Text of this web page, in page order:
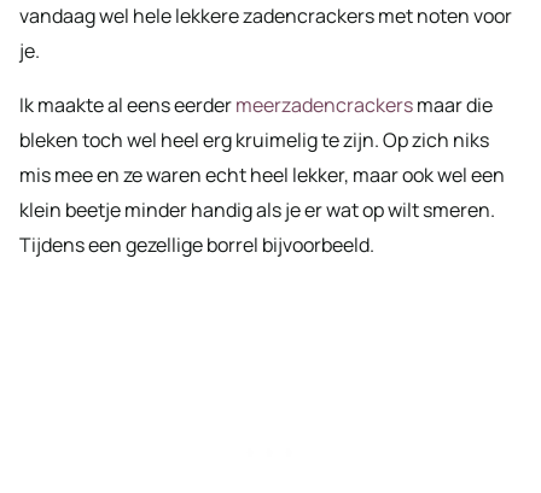
vandaag wel hele lekkere zadencrackers met noten voor
je.
Ik maakte al eens eerdermeerzadencrackersmaar die
bleken toch wel heel erg kruimelig te zijn. Op zich niks
mis mee en ze waren echt heel lekker, maar ook wel een
klein beetje minder handig als je er wat op wilt smeren.
Tijdens een gezellige borrel bijvoorbeeld.